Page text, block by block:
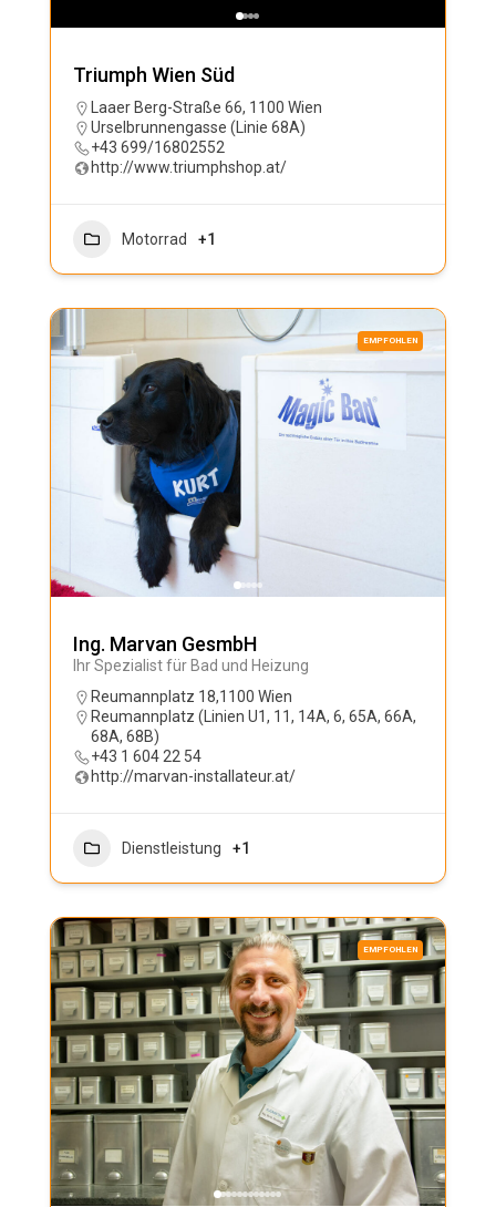
Triumph Wien Süd
Laaer Berg-Straße 66, 1100 Wien
Urselbrunnengasse (Linie 68A)
+43 699/16802552
http://www.triumphshop.at/
Motorrad +1
EMPFOHLEN
Ing. Marvan GesmbH
Ihr Spezialist für Bad und Heizung
Reumannplatz 18,1100 Wien
Reumannplatz (Linien U1, 11, 14A, 6, 65A, 66A,
68A, 68B)
+43 1 604 22 54
http://marvan-installateur.at/
Dienstleistung +1
EMPFOHLEN